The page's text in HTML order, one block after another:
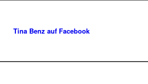
Tina Benz auf Facebook